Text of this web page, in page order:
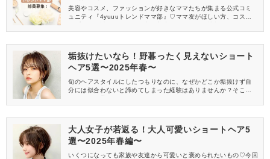
員募集中
美容やコスメ、ファッションが好きなママたちが集まる公式コミ
ュニティ『4yuuuトレンドママ部』♡ママ友がほしい方、コスメサ
信してくれる方を募集しています！
垢抜けたいなら！野暮ったく見えないショート
ヘア5選〜2025年春〜
旬のヘアスタイルにしたつもりなのに、なぜかどこか垢抜けず自
分には似合わないと諦めてしまった経験はありませんか？そこで
5つまとめてみました♪
大人女子が若返る！大人可愛いショートヘア5
選〜2025年春編〜
いくつになっても家族や友達から可愛いと褒められたいもの♡今回